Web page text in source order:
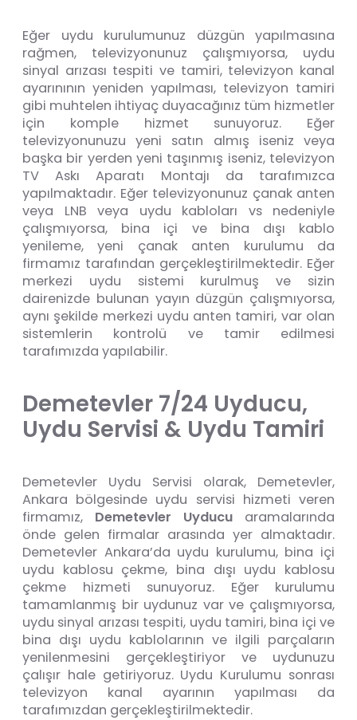
Eğer uydu kurulumunuz düzgün yapılmasına
rağmen, televizyonunuz çalışmıyorsa, uydu
sinyal arızası tespiti ve tamiri, televizyon kanal
ayarınının yeniden yapılması, televizyon tamiri
gibi muhtelen ihtiyaç duyacağınız tüm hizmetler
için komple hizmet sunuyoruz. Eğer
televizyonunuzu yeni satın almış iseniz veya
başka bir yerden yeni taşınmış iseniz, televizyon
TV Askı Aparatı Montajı da tarafımızca
yapılmaktadır. Eğer televizyonunuz çanak anten
veya LNB veya uydu kabloları vs nedeniyle
çalışmıyorsa, bina içi ve bina dışı kablo
yenileme, yeni çanak anten kurulumu da
firmamız tarafından gerçekleştirilmektedir. Eğer
merkezi uydu sistemi kurulmuş ve sizin
dairenizde bulunan yayın düzgün çalışmıyorsa,
aynı şekilde merkezi uydu anten tamiri, var olan
sistemlerin kontrolü ve tamir edilmesi
tarafımızda yapılabilir.
Demetevler 7/24 Uyducu,
Uydu Servisi & Uydu Tamiri
Demetevler Uydu Servisi olarak, Demetevler,
Ankara bölgesinde uydu servisi hizmeti veren
firmamız, Demetevler Uyducu aramalarında
önde gelen firmalar arasında yer almaktadır.
Demetevler Ankara’da uydu kurulumu, bina içi
uydu kablosu çekme, bina dışı uydu kablosu
çekme hizmeti sunuyoruz. Eğer kurulumu
tamamlanmış bir uydunuz var ve çalışmıyorsa,
uydu sinyal arızası tespiti, uydu tamiri, bina içi ve
bina dışı uydu kablolarının ve ilgili parçaların
yenilenmesini gerçekleştiriyor ve uydunuzu
çalışır hale getiriyoruz. Uydu Kurulumu sonrası
televizyon kanal ayarının yapılması da
tarafımızdan gerçekleştirilmektedir.